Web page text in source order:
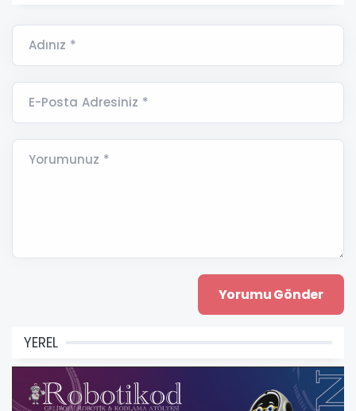
Adınız *
E-Posta Adresiniz *
Yorumunuz *
YEREL